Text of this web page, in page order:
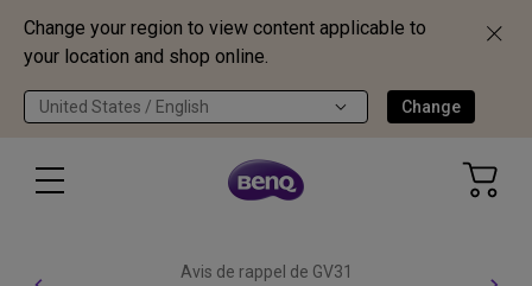
Change your region to view content applicable to
your location and shop online.
United States / English Change
Avis de rappel de GV31